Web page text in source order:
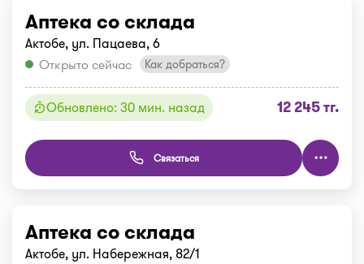
Аптека со склада
Актобе, ул. Пацаева, 6
Открыто сейчас
Как добраться?
Обновлено: 30 мин. назад 12 245 тг.
Связаться
Аптека со склада
Актобе, ул. Набережная, 82/1